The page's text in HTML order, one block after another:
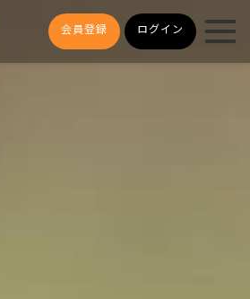
会員登録 ログイン